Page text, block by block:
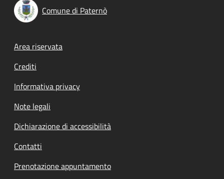
Comune di Paternò
Footer menu
Area riservata
Crediti
Informativa privacy
Note legali
Dichiarazione di accessibilità
Contatti
Prenotazione appuntamento